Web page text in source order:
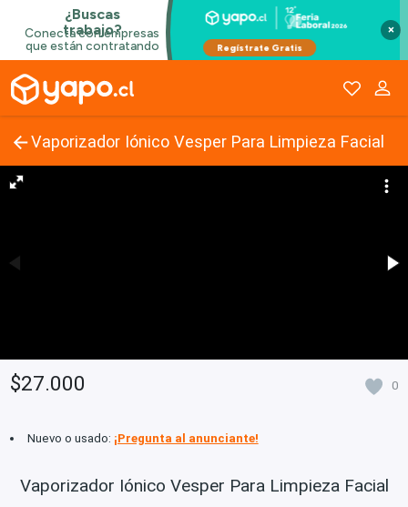
×
Vaporizador Iónico Vesper Para Limpieza Facial
$27.000 0
Nuevo o usado: ¡Pregunta al anunciante!
Vaporizador Iónico Vesper Para Limpieza Facial